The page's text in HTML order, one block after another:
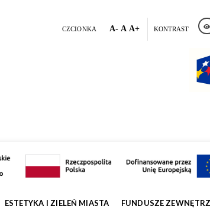
CZCIONKA A- A A+ KONTRAST
ESTETYKA I ZIELEŃ MIASTA FUNDUSZE